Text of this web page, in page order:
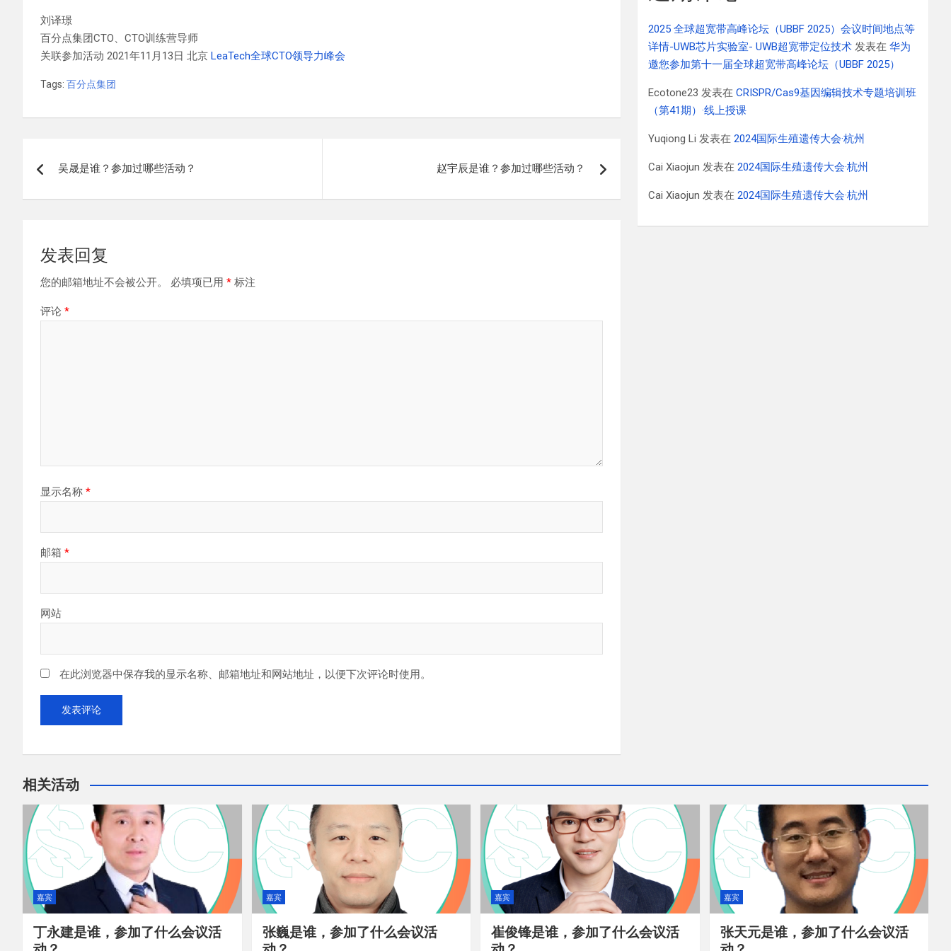
刘译璟
百分点集团CTO、CTO训练营导师
关联参加活动 2021年11月13日 北京 LeaTech全球CTO领导力峰会
Tags: 百分点集团
章
吴晟是谁？参加过哪些活动？ 赵宇辰是谁？参加过哪些活动？
发表回复
您的邮箱地址不会被公开。 必填项已用 * 标注
评论 *
显示名称 *
邮箱 *
网站
在此浏览器中保存我的显示名称、邮箱地址和网站地址，以便下次评论时使用。
2025 全球超宽带高峰论坛（UBBF 2025）会议时间地点等
详情-UWB芯片实验室- UWB超宽带定位技术 发表在华为
邀您参加第十一届全球超宽带高峰论坛（UBBF 2025）
Ecotone23 发表在CRISPR/Cas9基因编辑技术专题培训班
（第41期）·线上授课
Yuqiong Li 发表在2024国际生殖遗传大会·杭州
Cai Xiaojun 发表在2024国际生殖遗传大会·杭州
Cai Xiaojun 发表在2024国际生殖遗传大会·杭州
相关活动
嘉宾
丁永建是谁，参加了什么会议活
嘉宾
张巍是谁，参加了什么会议活
嘉宾
崔俊锋是谁，参加了什么会议活
嘉宾
张天元是谁，参加了什么会议活